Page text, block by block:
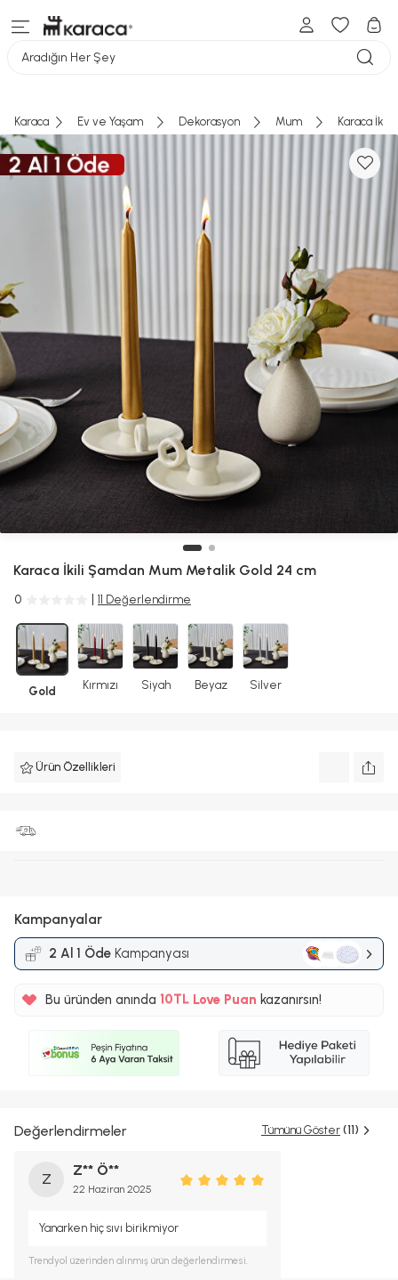
Aradığın Her Şey
Karaca Ev ve Yaşam Dekorasyon Mum Karaca
Karaca İkili Şamdan Mum Metalik Gold 24 cm
0 11 Değerlendirme
Gold Kırmızı Siyah Beyaz Silver
Ürün Özellikleri
Kampanyalar
2 Al 1 Öde Kampanyası
Bu üründen anında 10TL Love Puan kazanırsın!
Değerlendirmeler Tümünü Göster (11)
Z
Z** Ö**
22 Haziran 2025
Yanarken hiç sıvı birikmiyor
Trendyol üzerinden alınmış ürün değerlendirmesi.